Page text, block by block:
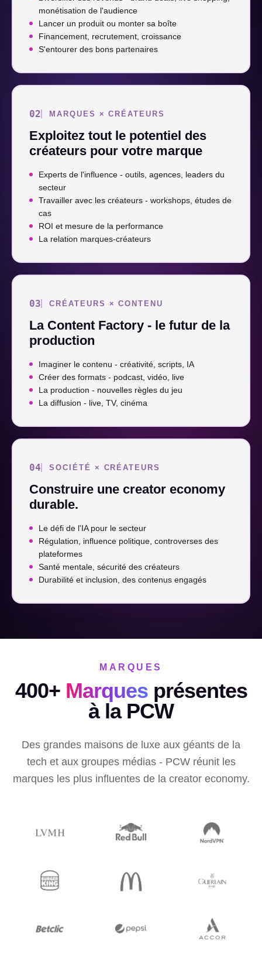
monétisation de l'audience
Lancer un produit ou monter sa boîte
Financement, recrutement, croissance
S'entourer des bons partenaires
02 MARQUES × CRÉATEURS
Exploitez tout le potentiel des
créateurs pour votre marque
Experts de l'influence - outils, agences, leaders du
secteur
Travailler avec les créateurs - workshops, études de
cas
ROI et mesure de la performance
La relation marques-créateurs
03 CRÉATEURS × CONTENU
La Content Factory - le futur de la
production
Imaginer le contenu - créativité, scripts, IA
Créer des formats - podcast, vidéo, live
La production - nouvelles règles du jeu
La diffusion - live, TV, cinéma
04 SOCIÉTÉ × CRÉATEURS
Construire une creator economy
durable.
Le défi de l'IA pour le secteur
Régulation, influence politique, controverses des
plateformes
Santé mentale, sécurité des créateurs
Durabilité et inclusion, des contenus engagés
MARQUES
400+ Marquesprésentes
à la PCW
Des grandes maisons de luxe aux géants de la
tech et aux groupes médias - PCW réunit les
marques les plus influentes de la creator economy.